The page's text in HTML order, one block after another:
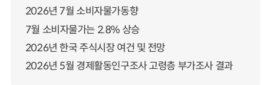
2026년 7월 소비자물가동향
7월 소비자물가는 2.8% 상승
2026년 한국 주식시장 여건 및 전망
2026년 5월 경제활동인구조사 고령층 부가조사 결과